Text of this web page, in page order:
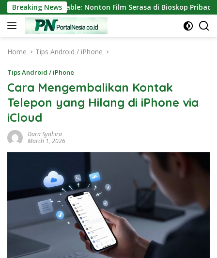
Skip
to
content
Breaking News
Portable: Nonton Film Serasa di Bioskop Pribadi Rumah
Home Tips Android / iPhone
Tips Android / iPhone
Cara Mengembalikan Kontak
Telepon yang Hilang di iPhone via
iCloud
Dara Syahira
March 1, 2026